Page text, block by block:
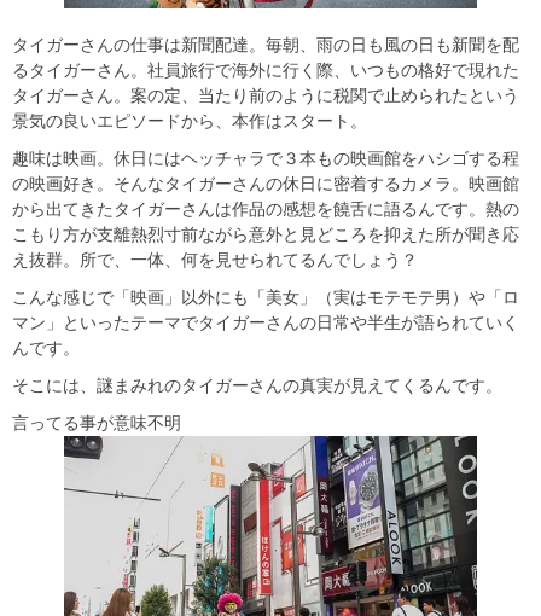
タイガーさんの仕事は新聞配達。毎朝、雨の日も風の日も新聞を配
るタイガーさん。社員旅行で海外に行く際、いつもの格好で現れた
タイガーさん。案の定、当たり前のように税関で止められたという
景気の良いエピソードから、本作はスタート。
趣味は映画。休日にはヘッチャラで３本もの映画館をハシゴする程
の映画好き。そんなタイガーさんの休日に密着するカメラ。映画館
から出てきたタイガーさんは作品の感想を饒舌に語るんです。熱の
こもり方が支離熱烈寸前ながら意外と見どころを抑えた所が聞き応
え抜群。所で、一体、何を見せられてるんでしょう？
こんな感じで「映画」以外にも「美女」（実はモテモテ男）や「ロ
マン」といったテーマでタイガーさんの日常や半生が語られていく
んです。
そこには、謎まみれのタイガーさんの真実が見えてくるんです。
言ってる事が意味不明